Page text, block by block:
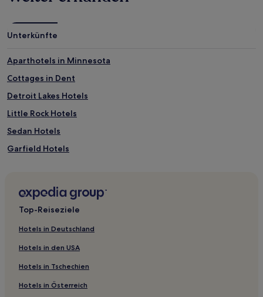
Unterkünfte
Aparthotels in Minnesota
Cottages in Dent
Detroit Lakes Hotels
Little Rock Hotels
Sedan Hotels
Garfield Hotels
Sunburg Hotels
Emily Hotels
Fergus Falls Hotels
Max Hotels
Top-Reiseziele
Hotels in Deutschland
Hotels in den USA
Hotels in Tschechien
Hotels in Österreich